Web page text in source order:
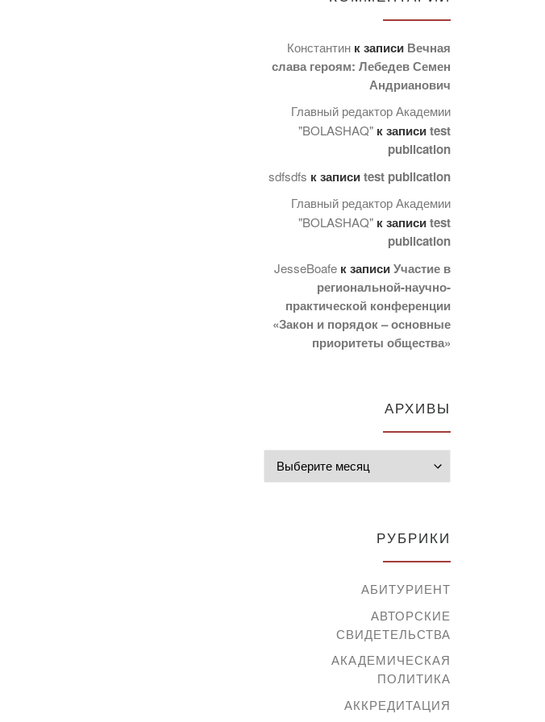
Константин к записи Вечная
слава героям: Лебедев Семен
Андрианович
Главный редактор Академии
"BOLASHAQ" к записиtest
publication
sdfsdfs к записиtest publication
Главный редактор Академии
"BOLASHAQ" к записиtest
publication
JesseBoafe к записиУчастие в
региональной-научно-
практической конференции
«Закон и порядок – основные
приоритеты общества»
АРХИВЫ
РУБРИКИ
АБИТУРИЕНТ
АВТОРСКИЕ
СВИДЕТЕЛЬСТВА
АКАДЕМИЧЕСКАЯ
ПОЛИТИКА
АККРЕДИТАЦИЯ